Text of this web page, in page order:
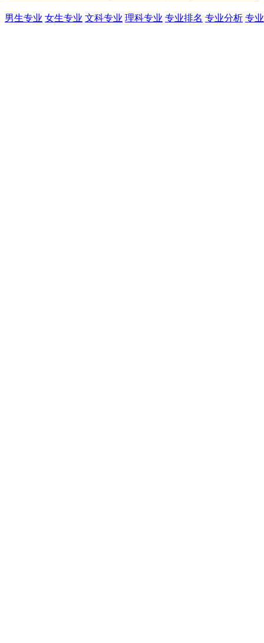
男生专业 女生专业 文科专业 理科专业 专业排名 专业分析 专